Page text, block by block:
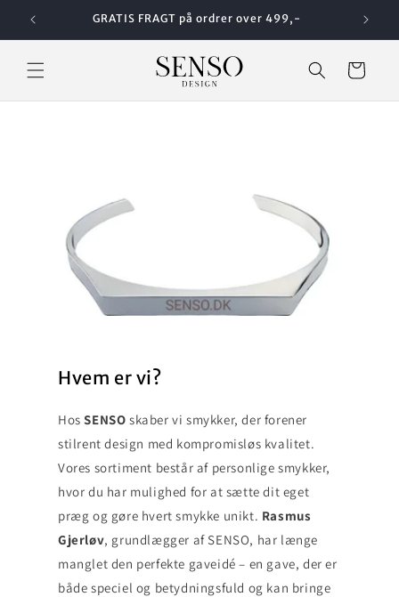
Gå til indholdGRATIS FRAGT på ordrer over 499,-
Indkøbskurv
Hvem er vi?
HosSENSO skaber vi smykker, der forener
stilrent design med kompromisløs kvalitet.
Vores sortiment består af personlige smykker,
hvor du har mulighed for at sætte dit eget
præg og gøre hvert smykke unikt. Rasmus
Gjerløv, grundlægger af SENSO, har længe
manglet den perfekte gaveidé – en gave, der er
både speciel og betydningsfuld og kan bringe